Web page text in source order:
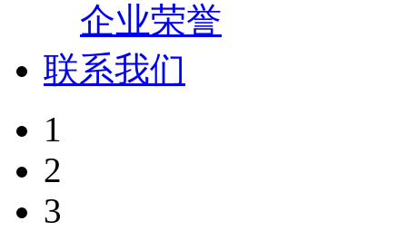
企业荣誉
联系我们
1
2
3